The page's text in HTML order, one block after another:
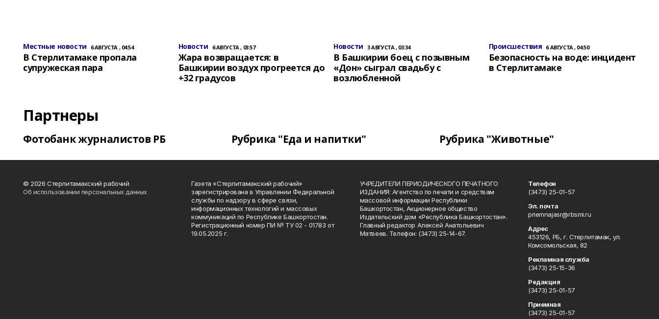
Местные новости 6 АВГУСТА , 04:54
В Стерлитамаке пропала
супружеская пара
Новости 6 АВГУСТА , 03:57
Жара возвращается: в
Башкирии воздух прогреется до
+32 градусов
Новости 3 АВГУСТА , 03:34
В Башкирии боец с позывным
«Дон» сыграл свадьбу с
возлюбленной
Происшествия 6 АВГУСТА , 04:50
Безопасность на воде: инцидент
в Стерлитамаке
Партнеры
Фотобанк журналистов РБ Рубрика "Еда и напитки" Рубрика "Животные"
© 2026 Стерлитамакский рабочий
Об использовании персональных данных
Газета «Стерлитамакский рабочий»
зарегистрирована в Управлении Федеральной
службы по надзору в сфере связи,
информационных технологий и массовых
коммуникаций по Республике Башкортостан.
Регистрационный номер ПИ № ТУ 02 - 01783 от
19.05.2025 г.
УЧРЕДИТЕЛИ ПЕРИОДИЧЕСКОГО ПЕЧАТНОГО
ИЗДАНИЯ: Агентство по печати и средствам
массовой информации Республики
Башкортостан, Акционерное общество
Издательский дом «Республика Башкортостан».
Главный редактор Алексей Анатольевич
Матвеев. Телефон: (3473) 25-14-67.
Телефон
(3473) 25-01-57
Эл. почта
priemnajasr@rbsmi.ru
Адрес
453126, РБ, г. Стерлитамак, ул.
Комсомольская, 82
Рекламная служба
(3473) 25-15-36
Редакция
(3473) 25-01-57
Приемная
(3473) 25-01-57